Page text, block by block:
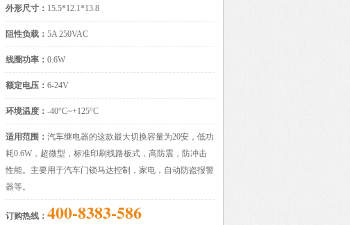
外形尺寸： 15.5*12.1*13.8
阻性负载： 5A 250VAC
线圈功率： 0.6W
额定电压： 6-24V
环境温度： -40°C~+125°C
适用范围： 汽车继电器的这款最大切换容量为20安，低功
耗0.6W，超微型，标准印刷线路板式，高防震，防冲击
性能。主要用于汽车门锁马达控制，家电，自动防盗报警
器等。
订购热线： 400-8383-586